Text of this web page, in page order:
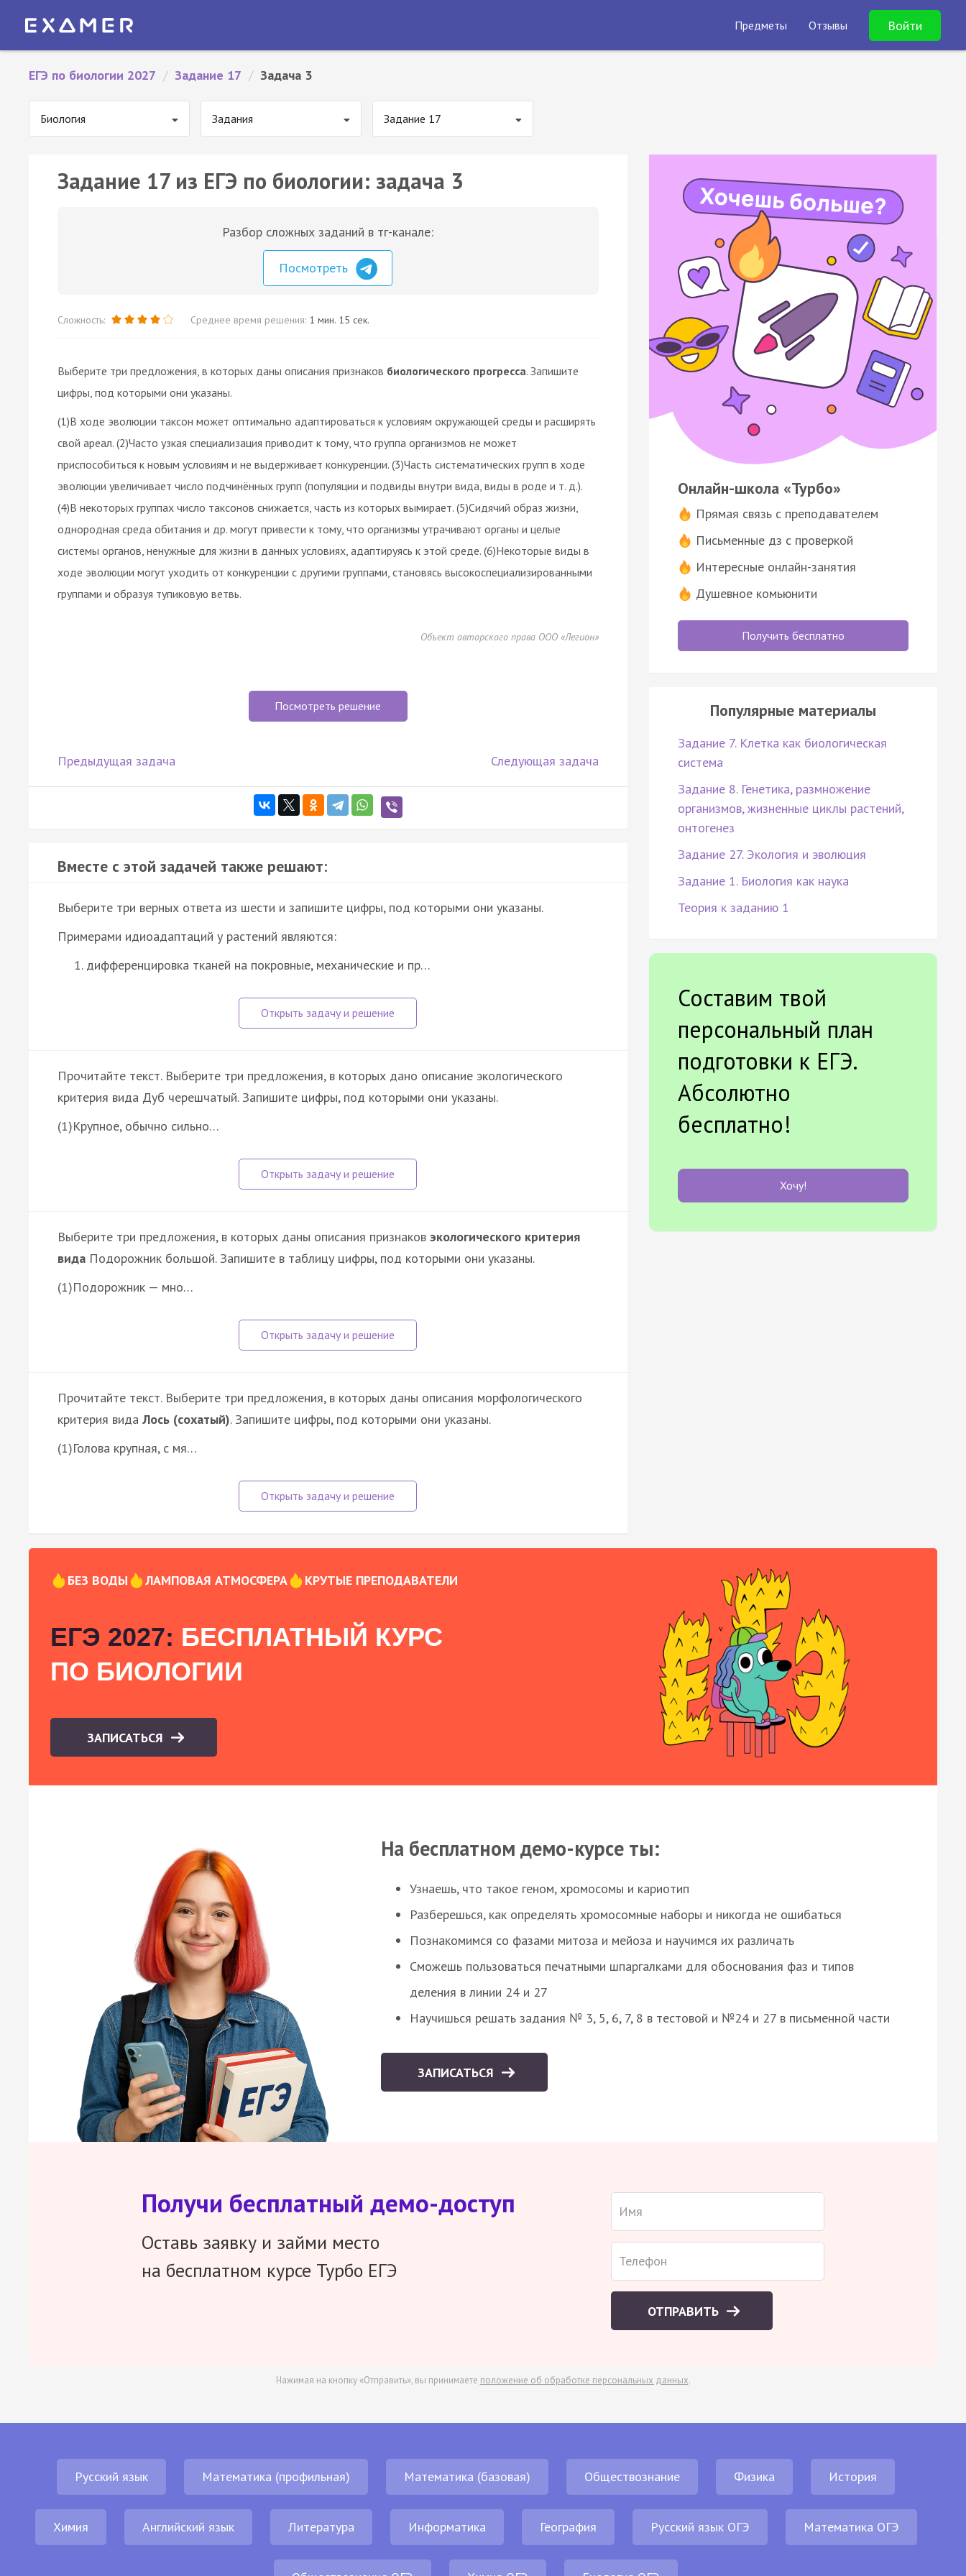
Предметы Отзывы Войти
ЕГЭ по биологии 2027 / Задание 17 / Задача 3
Биология Задания Задание 17
Задание 17 из ЕГЭ по биологии: задача 3
Разбор сложных заданий в тг-канале:
Посмотреть
Сложность: Среднее время решения: 1 мин. 15 сек.
Выберите три предложения, в которых даны описания признаков биологического прогресса. Запишите
цифры, под которыми они указаны.
(1)В ходе эволюции таксон может оптимально адаптироваться к условиям окружающей среды и расширять
свой ареал. (2)Часто узкая специализация приводит к тому, что группа организмов не может
приспособиться к новым условиям и не выдерживает конкуренции. (3)Часть систематических групп в ходе
эволюции увеличивает число подчинённых групп (популяции и подвиды внутри вида, виды в роде и т. д.).
(4)В некоторых группах число таксонов снижается, часть из которых вымирает. (5)Сидячий образ жизни,
однородная среда обитания и др. могут привести к тому, что организмы утрачивают органы и целые
системы органов, ненужные для жизни в данных условиях, адаптируясь к этой среде. (6)Некоторые виды в
ходе эволюции могут уходить от конкуренции с другими группами, становясь высокоспециализированными
группами и образуя тупиковую ветвь.
Объект авторского права ООО «Легион»
Посмотреть решение
Предыдущая задача Следующая задача
Вместе с этой задачей также решают:
Выберите три верных ответа из шести и запишите цифры, под которыми они указаны.
Примерами идиоадаптаций у растений являются:
дифференцировка тканей на покровные, механические и пр…
Прочитайте текст. Выберите три предложения, в которых дано описание экологического
критерия вида Дуб черешчатый. Запишите цифры, под которыми они указаны.
(1)Крупное, обычно сильно…
Выберите три предложения, в которых даны описания признаков экологического критерия
вида Подорожник большой. Запишите в таблицу цифры, под которыми они указаны.
(1)Подорожник — мно…
Прочитайте текст. Выберите три предложения, в которых даны описания морфологического
критерия вида Лось (сохатый). Запишите цифры, под которыми они указаны.
(1)Голова крупная, с мя…
Онлайн-школа «Турбо»
Прямая связь с преподавателем
Письменные дз с проверкой
Интересные онлайн-занятия
Душевное комьюнити
Получить бесплатно
Популярные материалы
Задание 7. Клетка как биологическая
система
Задание 8. Генетика, размножение
организмов, жизненные циклы растений,
онтогенез
Задание 27. Экология и эволюция
Задание 1. Биология как наука
Теория к заданию 1
Составим твой
персональный план
подготовки к ЕГЭ.
Абсолютно
бесплатно!
Хочу!
БЕЗ ВОДЫ ЛАМПОВАЯ АТМОСФЕРА КРУТЫЕ ПРЕПОДАВАТЕЛИ
ЕГЭ 2027: БЕСПЛАТНЫЙ КУРС
ПО БИОЛОГИИ
ЗАПИСАТЬСЯ
На бесплатном демо-курсе ты:
Узнаешь, что такое геном, хромосомы и кариотип
Разберешься, как определять хромосомные наборы и никогда не ошибаться
Познакомимся со фазами митоза и мейоза и научимся их различать
Сможешь пользоваться печатными шпаргалками для обоснования фаз и типов
деления в линии 24 и 27
Научишься решать задания № 3, 5, 6, 7, 8 в тестовой и №24 и 27 в письменной части
ЗАПИСАТЬСЯ
Получи бесплатный демо-доступ
Оставь заявку и займи место
на бесплатном курсе Турбо ЕГЭ
ОТПРАВИТЬ
Нажимая на кнопку «Отправить», вы принимаете положение об обработке персональных данных.
Русский язык Математика (профильная) Математика (базовая) Обществознание Физика История
Химия Английский язык Литература Информатика География Русский язык ОГЭ Математика ОГЭ